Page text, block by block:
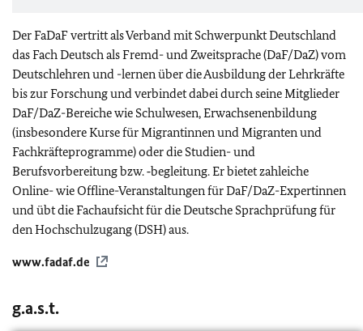
Der FaDaF vertritt als Verband mit Schwerpunkt Deutschland
das Fach Deutsch als Fremd- und Zweitsprache (DaF/DaZ) vom
Deutschlehren und -lernen über die Ausbildung der Lehrkräfte
bis zur Forschung und verbindet dabei durch seine Mitglieder
DaF/DaZ-Bereiche wie Schulwesen, Erwachsenenbildung
(insbesondere Kurse für Migrantinnen und Migranten und
Fachkräfteprogramme) oder die Studien- und
Berufsvorbereitung bzw. ‑begleitung. Er bietet zahleiche
Online- wie Offline-Veranstaltungen für DaF/DaZ-Expertinnen
und übt die Fachaufsicht für die Deutsche Sprachprüfung für
den Hochschulzugang (DSH) aus.
www.fadaf.de
g.a.s.t.